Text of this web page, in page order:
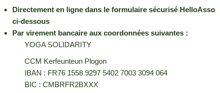
Directement en ligne dans le formulaire sécurisé HelloAsso
ci-dessous
Par virement bancaire aux coordonnées suivantes :
YOGA SOLIDARITY
CCM Kerfeunteun Plogon
IBAN : FR76 1558 9297 5402 7003 3094 064
BIC : CMBRFR2BXXX